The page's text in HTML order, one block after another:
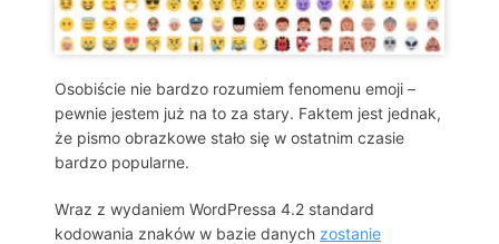
Osobiście nie bardzo rozumiem fenomenu emoji –
pewnie jestem już na to za stary. Faktem jest jednak,
że pismo obrazkowe stało się w ostatnim czasie
bardzo popularne.
Wraz z wydaniem WordPressa 4.2 standard
kodowania znaków w bazie danych zostanie